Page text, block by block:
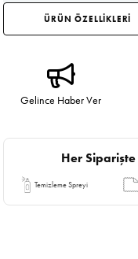
ÜRÜN ÖZELLİKLERİ
Gelince Haber Ver
Her
Temizleme Spreyi